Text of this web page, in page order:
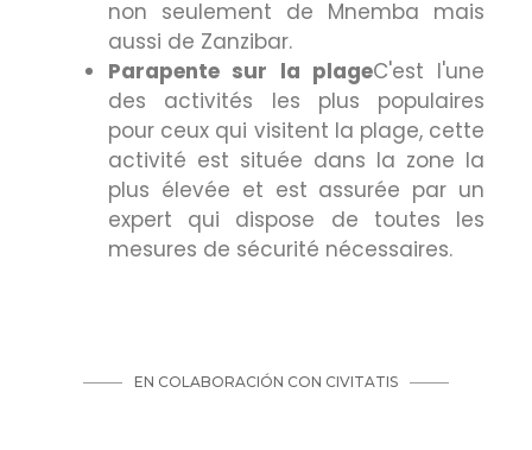
non seulement de Mnemba mais
aussi de Zanzibar.
Parapente sur la plageC'est l'une
des activités les plus populaires
pour ceux qui visitent la plage, cette
activité est située dans la zone la
plus élevée et est assurée par un
expert qui dispose de toutes les
mesures de sécurité nécessaires.